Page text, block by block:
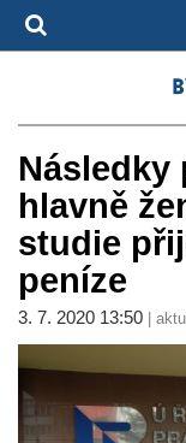
Následky
hlavně
studie
peníze
3. 7. 2020 13:50 |